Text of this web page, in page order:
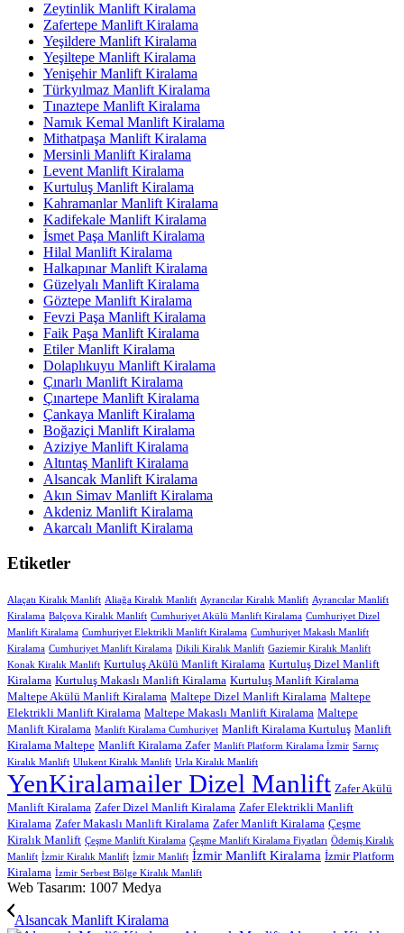
Zeytinlik Manlift Kiralama
Zafertepe Manlift Kiralama
Yeşildere Manlift Kiralama
Yeşiltepe Manlift Kiralama
Yenişehir Manlift Kiralama
Türkyılmaz Manlift Kiralama
Tınaztepe Manlift Kiralama
Namık Kemal Manlift Kiralama
Mithatpaşa Manlift Kiralama
Mersinli Manlift Kiralama
Levent Manlift Kiralama
Kurtuluş Manlift Kiralama
Kahramanlar Manlift Kiralama
Kadifekale Manlift Kiralama
İsmet Paşa Manlift Kiralama
Hilal Manlift Kiralama
Halkapınar Manlift Kiralama
Güzelyalı Manlift Kiralama
Göztepe Manlift Kiralama
Fevzi Paşa Manlift Kiralama
Faik Paşa Manlift Kiralama
Etiler Manlift Kiralama
Dolaplıkuyu Manlift Kiralama
Çınarlı Manlift Kiralama
Çınartepe Manlift Kiralama
Çankaya Manlift Kiralama
Boğaziçi Manlift Kiralama
Aziziye Manlift Kiralama
Altıntaş Manlift Kiralama
Alsancak Manlift Kiralama
Akın Simav Manlift Kiralama
Akdeniz Manlift Kiralama
Akarcalı Manlift Kiralama
Etiketler
Alaçatı Kiralık Manlift Aliağa Kiralık Manlift Ayrancılar Kiralık Manlift Ayrancılar Manlift
Kiralama Balçova Kiralık Manlift Cumhuriyet Akülü Manlift Kiralama Cumhuriyet Dizel
Manlift Kiralama Cumhuriyet Elektrikli Manlift Kiralama Cumhuriyet Makaslı Manlift
Kiralama Cumhuriyet Manlift Kiralama Dikili Kiralık Manlift Gaziemir Kiralık Manlift
Konak Kiralık Manlift Kurtuluş Akülü Manlift Kiralama Kurtuluş Dizel Manlift
Kiralama Kurtuluş Makaslı Manlift Kiralama Kurtuluş Manlift Kiralama
Maltepe Akülü Manlift Kiralama Maltepe Dizel Manlift Kiralama Maltepe
Elektrikli Manlift Kiralama Maltepe Makaslı Manlift Kiralama Maltepe
Manlift Kiralama Manlift Kiralama Cumhuriyet Manlift Kiralama Kurtuluş Manlift
Kiralama Maltepe Manlift Kiralama Zafer Manlift Platform Kiralama İzmir Sarnıç
Kiralık Manlift Ulukent Kiralık Manlift Urla Kiralık Manlift
YenKiralamailer Dizel Manlift Zafer Akülü
Manlift Kiralama Zafer Dizel Manlift Kiralama Zafer Elektrikli Manlift
Kiralama Zafer Makaslı Manlift Kiralama Zafer Manlift Kiralama Çeşme
Kiralık Manlift Çeşme Manlift Kiralama Çeşme Manlift Kiralama Fiyatları Ödemiş Kiralık
Manlift İzmir Kiralık Manlift İzmir Manlift İzmir Manlift Kiralama İzmir Platform
Kiralama İzmir Serbest Bölge Kiralık Manlift
Web Tasarım: 1007 Medya
Alsancak Manlift Kiralama